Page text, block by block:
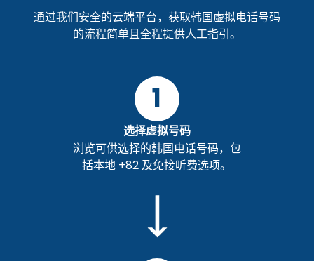
通过我们安全的云端平台，获取韩国虚拟电话号码
的流程简单且全程提供人工指引。
1
选择虚拟号码
浏览可供选择的韩国电话号码，包
括本地 +82 及免接听费选项。